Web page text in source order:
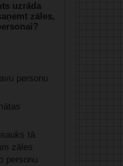
uzrāda
zāles,
personu
tā
zāles
personu